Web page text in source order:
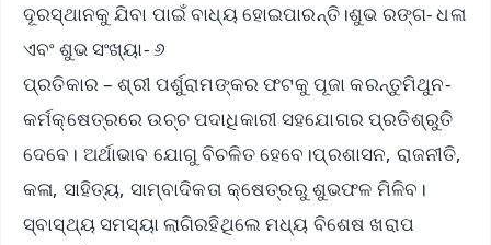
ଦୂରସ୍ଥାନକୁ ଯିବା ପାଇଁ ବାଧ୍ୟ ହୋଇପାରନ୍ତି।ଶୁଭ ରଙ୍ଗ- ଧଳା
ଏବଂ ଶୁଭ ସଂଖ୍ୟା- ୬
ପ୍ରତିକାର – ଶ୍ରୀ ପର୍ଶୁରାମଙ୍କର ଫଟକୁ ପୂଜା କରନ୍ତୁମିଥୁନ-
କର୍ମକ୍ଷେତ୍ରରେ ଉଚ୍ଚ ପଦାଧିକାରୀ ସହଯୋଗର ପ୍ରତିଶ୍ରୁତି
ଦେବେ। ଅର୍ଥାଭାବ ଯୋଗୁ ବିଚଳିତ ହେବେ।ପ୍ରଶାସନ, ରାଜନୀତି,
କଳା, ସାହିତ୍ୟ, ସାମ୍ବାଦିକତା କ୍ଷେତ୍ରରୁ ଶୁଭଫଳ ମିଳିବ।
ସ୍ବାସ୍ଥ୍ୟ ସମସ୍ୟା ଲାଗିରହିଥିଲେ ମଧ୍ୟ ବିଶେଷ ଖରାପ